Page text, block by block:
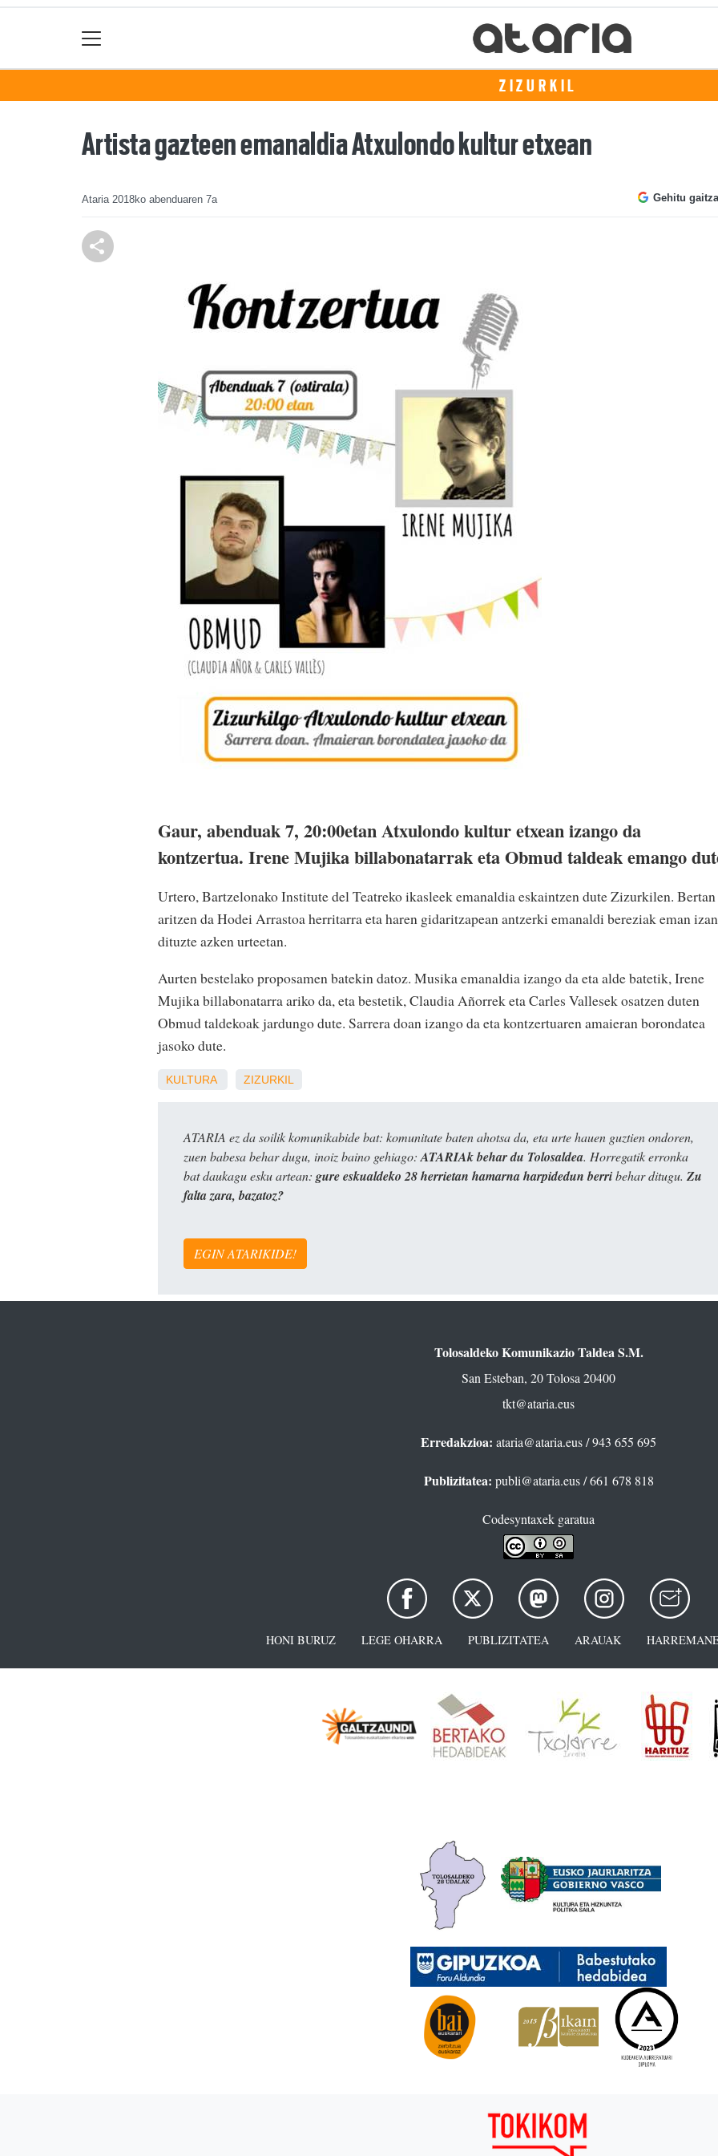
ZIZURKIL
Artista gazteen emanaldia Atxulondo kultur etxean
Ataria 2018ko abenduaren 7a Gehitu
Gaur, abenduak 7, 20:00etan Atxulondo kultur etxean izango da
kontzertua. Irene Mujika billabonatarrak eta Obmud taldeak emango
Urtero, Bartzelonako Institute del Teatreko ikasleek emanaldia eskaintzen dute Zizurkilen. Bertan
aritzen da Hodei Arrastoa herritarra eta haren gidaritzapean antzerki emanaldi bereziak eman izan
dituzte azken urteetan.
Aurten bestelako proposamen batekin datoz. Musika emanaldia izango da eta alde batetik, Irene
Mujika billabonatarra ariko da, eta bestetik, Claudia Añorrek eta Carles Vallesek osatzen duten
Obmud taldekoak jardungo dute. Sarrera doan izango da eta kontzertuaren amaieran borondatea
jasoko dute.
KULTURA ZIZURKIL
ATARIA ez da soilik komunikabide bat: komunitate baten ahotsa da, eta urte hauen guztien ondoren,
zuen babesa behar dugu, inoiz baino gehiago: ATARIAk behar du Tolosaldea. Horregatik erronka
bat daukagu esku artean: gure eskualdeko 28 herrietan hamarna harpidedun berribehar ditugu. Zu
falta zara, bazatoz?
EGIN ATARIKIDE!
Tolosaldeko Komunikazio Taldea S.M.
San Esteban, 20 Tolosa 20400
tkt@ataria.eus
Erredakzioa: ataria@ataria.eus/ 943 655 695
Publizitatea: publi@ataria.eus/ 661 678 818
Codesyntaxek garatua
HONI BURUZ LEGE OHARRA PUBLIZITATEA ARAUAK